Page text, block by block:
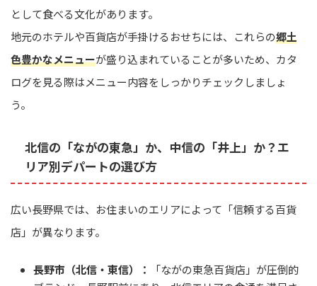
として食べる文化があります。
地元のホテルや百貨店が手掛けるおせちには、これらの郷土
色豊かなメニューが盛り込まれていることが多いため、カタ
ログを見る際はメニュー内容をしっかりチェックしましょ
う。
北信の「ながの東急」か、中信の「井上」か？エ
リア別デパートの選び方
広い長野県では、お住まいのエリアによって「信頼する百貨
店」が異なります。
長野市（北信・東信）：
「ながの東急百貨店」が圧倒的